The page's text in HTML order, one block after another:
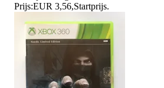
Prijs:EUR 3,56,Startprijs.